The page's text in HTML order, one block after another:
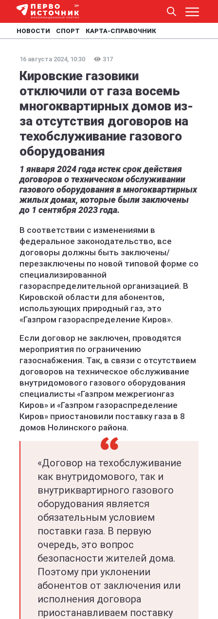
НОВОСТИ СПОРТ КАРТА-СПРАВОЧНИК
16 августа 2024, 10:30 317
Кировские газовики
отключили от газа восемь
многоквартирных домов из-
за отсутствия договоров на
техобслуживание газового
оборудования
1 января 2024 года истек срок действия
договоров о техническом обслуживании
газового оборудования в многоквартирных
жилых домах, которые были заключены
до 1 сентября 2023 года.
В соответствии с изменениями в
федеральное законодательство, все
договоры должны быть заключены/
перезаключены по новой типовой форме со
специализированной
газораспределительной организацией. В
Кировской области для абонентов,
использующих природный газ, это
«Газпром газораспределение Киров».
Если договор не заключен, проводятся
мероприятия по ограничению
газоснабжения. Так, в связи с отсутствием
договоров на техническое обслуживание
внутридомового газового оборудования
специалисты «Газпром межрегионгаз
Киров» и «Газпром газораспределение
Киров» приостановили поставку газа в 8
домов Нолинского района.
«Договор на техобслуживание
как внутридомового, так и
внутриквартирного газового
оборудования является
обязательным условием
поставки газа. В первую
очередь, это вопрос
безопасности жителей дома.
Поэтому при уклонении
абонентов от заключения или
исполнения договора
приостанавливаем поставку